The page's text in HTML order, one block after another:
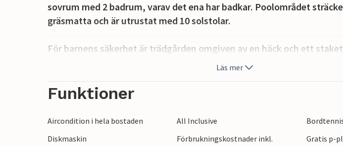
sovrum med 2 badrum, varav det ena har badkar. Poolområdet
gräsmatta och är utrustat med 10 solstolar.
För barnens säkerhet är trädgården omgiven av en häck och ett
trädgården finns också en grillplats med matbord och stenugn, som
en parkeringsplats för 3 bilar. Villa Anita är helt luftkonditionerad och
Barban och Quad Adventure Club bara några kilometer från Villa
Läs mer
Funktioner
Aircondition i hela bostaden All Inclusive
Diskmaskin
Förbrukningskostnader inkl.
Gratis p-